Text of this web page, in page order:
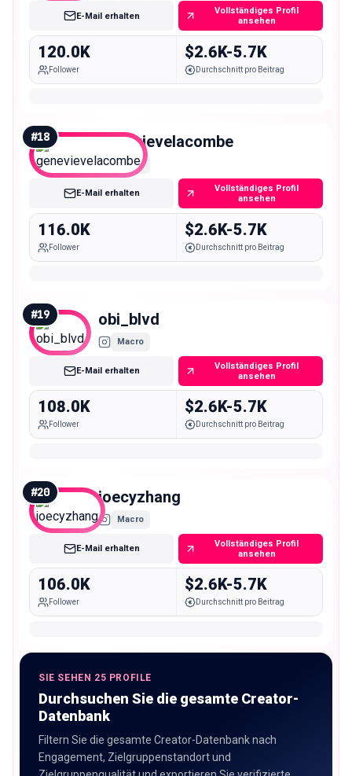
E-Mail erhalten
Vollständiges Profil
ansehen
120.0K
Follower
$2.6K-5.7K
Durchschnitt pro Beitrag
#18 genevievelacombe
Macro
E-Mail erhalten
Vollständiges Profil
ansehen
116.0K
Follower
$2.6K-5.7K
Durchschnitt pro Beitrag
#19 obi_blvd
Macro
E-Mail erhalten
Vollständiges Profil
ansehen
108.0K
Follower
$2.6K-5.7K
Durchschnitt pro Beitrag
#20 joecyzhang
Macro
E-Mail erhalten
Vollständiges Profil
ansehen
106.0K
Follower
$2.6K-5.7K
Durchschnitt pro Beitrag
SIE SEHEN 25 PROFILE
Durchsuchen Sie die gesamte Creator-
Datenbank
Filtern Sie die gesamte Creator-Datenbank nach
Engagement, Zielgruppenstandort und